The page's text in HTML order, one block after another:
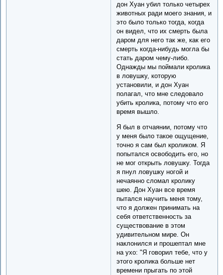
дон Хуан убил только четырех
животных ради моего знания, и
это было только тогда, когда
он видел, что их смерть была
даром для него так же, как его
смерть когда-нибудь могла бы
стать даром чему-либо.
Однажды мы поймали кролика
в ловушку, которую
установили, и дон Хуан
полагал, что мне следовало
убить кролика, потому что его
время вышло.
Я был в отчаянии, потому что
у меня было такое ощущение,
точно я сам был кроликом. Я
попытался освободить его, но
не мог открыть ловушку. Тогда
я пнул ловушку ногой и
нечаянно сломал кролику
шею. Дон Хуан все время
пытался научить меня тому,
что я должен принимать на
себя ответственность за
существование в этом
удивительном мире. Он
наклонился и прошептал мне
на ухо: "Я говорил тебе, что у
этого кролика больше нет
времени прыгать по этой